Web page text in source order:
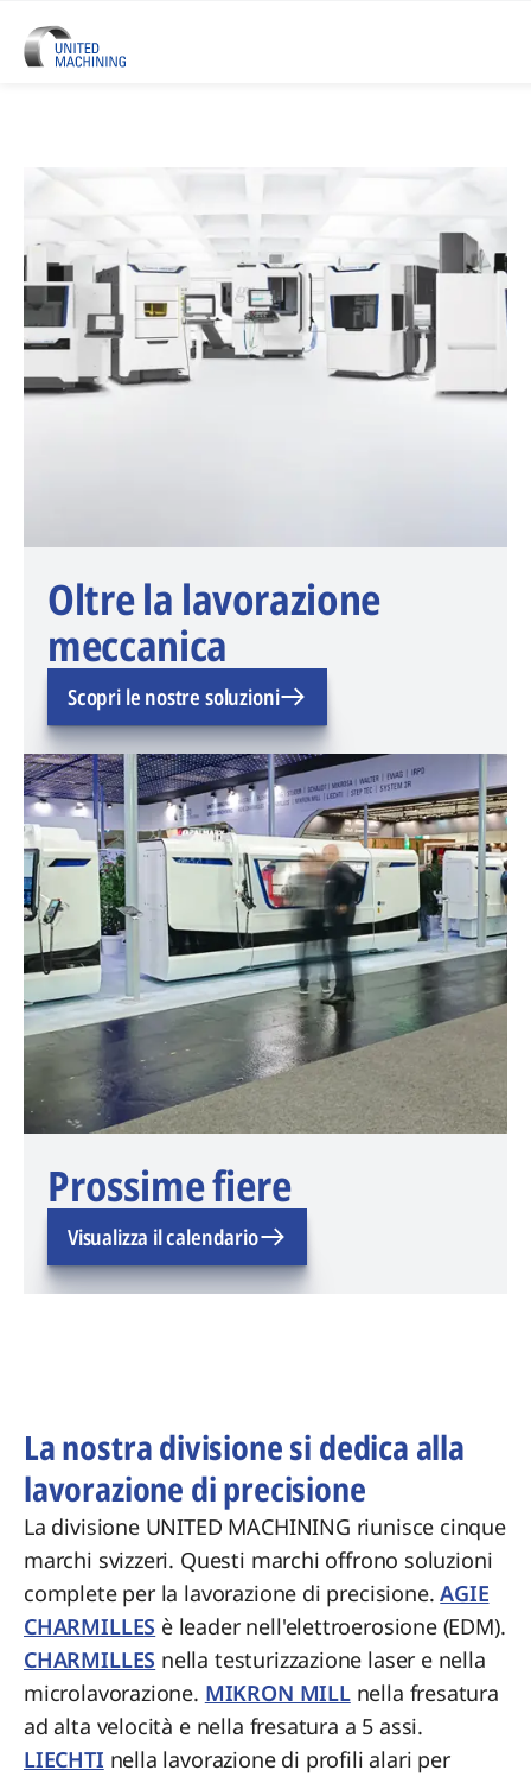
UNITED MACHINING - Sei
Oltre la lavorazione
meccanica
Scopri le nostre soluzioni
Prossime fiere
Visualizza il calendario
La nostra divisione si dedica alla
lavorazione di precisione
La divisione UNITED MACHINING riunisce cinque
marchi svizzeri. Questi marchi offrono soluzioni
complete per la lavorazione di precisione.AGIE
CHARMILLES è leader nell'elettroerosione (EDM).
CHARMILLES nella testurizzazione laser e nella
microlavorazione. MIKRON MILLnella fresatura
ad alta velocità e nella fresatura a 5 assi.
LIECHTI nella lavorazione di profili alari per